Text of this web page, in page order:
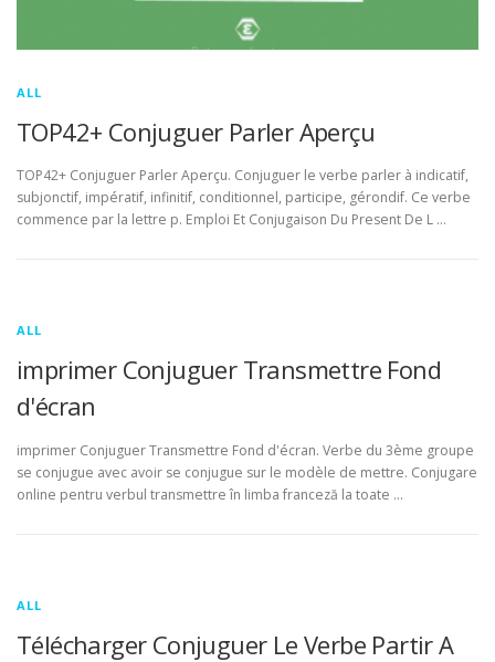
ALL
TOP42+ Conjuguer Parler Aperçu
TOP42+ Conjuguer Parler Aperçu. Conjuguer le verbe parler à indicatif,
subjonctif, impératif, infinitif, conditionnel, participe, gérondif. Ce verbe
commence par la lettre p. Emploi Et Conjugaison Du Present De L …
ALL
imprimer Conjuguer Transmettre Fond
d'écran
imprimer Conjuguer Transmettre Fond d'écran. Verbe du 3ème groupe
se conjugue avec avoir se conjugue sur le modèle de mettre. Conjugare
online pentru verbul transmettre în limba franceză la toate …
ALL
Télécharger Conjuguer Le Verbe Partir A